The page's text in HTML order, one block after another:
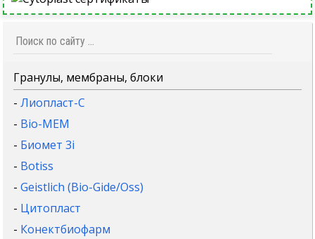
Гранулы, мембраны, блоки
-Лиопласт-С
- Bio-MEM
- Биомет 3i
- Botiss
-Geistlich (Bio-Gide/Oss)
- Цитопласт
- Конектбиофарм